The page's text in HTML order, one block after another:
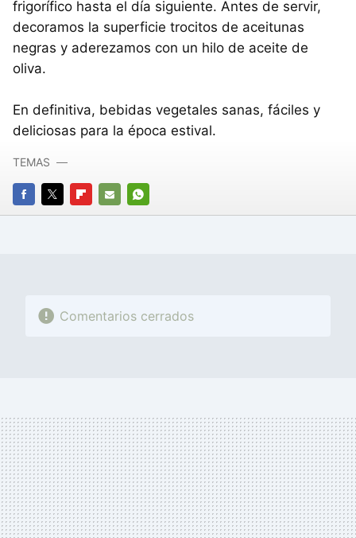
frigorífico hasta el día siguiente. Antes de servir,
decoramos la superficie trocitos de aceitunas
negras y aderezamos con un hilo de aceite de
oliva.
En definitiva, bebidas vegetales sanas, fáciles y
deliciosas para la época estival.
FACEBOOK
TWITTERFLIPBOARD
E-
WHATSAPP
TEMAS
Comentarios cerrados